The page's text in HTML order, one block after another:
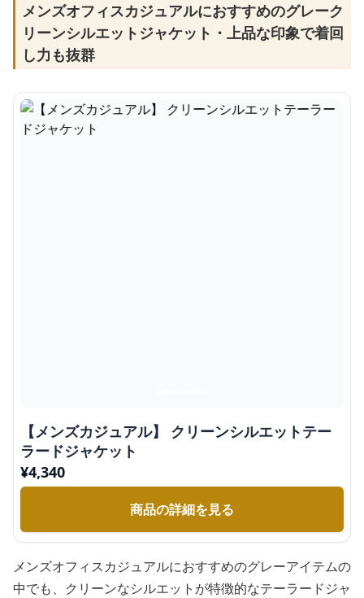
メンズオフィスカジュアルにおすすめのグレーク
リーンシルエットジャケット・上品な印象で着回
し力も抜群
【メンズカジュアル】 クリーンシルエットテー
ラードジャケット
¥4,340
商品の詳細を見る
メンズオフィスカジュアルにおすすめのグレーアイテムの
中でも、クリーンなシルエットが特徴的なテーラードジャ